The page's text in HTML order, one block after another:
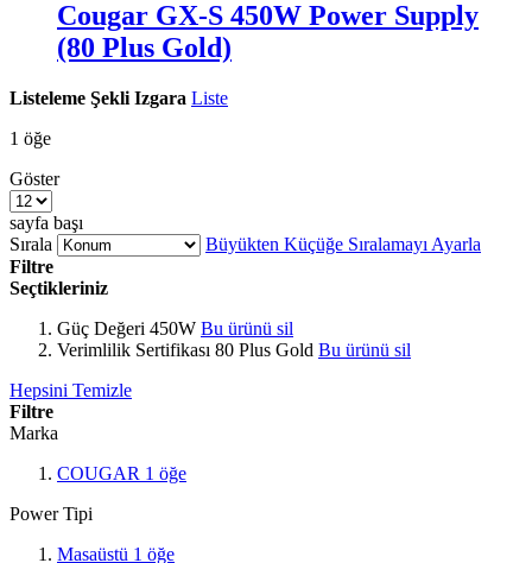
Cougar GX-S 450W Power Supply
(80 Plus Gold)
Listeleme Şekli Izgara Liste
1 öğe
Göster
sayfa başı
Sırala
Büyükten Küçüğe Sıralamayı Ayarla
Filtre
Seçtikleriniz
Güç Değeri 450W Bu ürünü sil
Verimlilik Sertifikası 80 Plus Gold Bu ürünü sil
Hepsini Temizle
Filtre
Marka
COUGAR 1 öğe
Power Tipi
Masaüstü 1 öğe